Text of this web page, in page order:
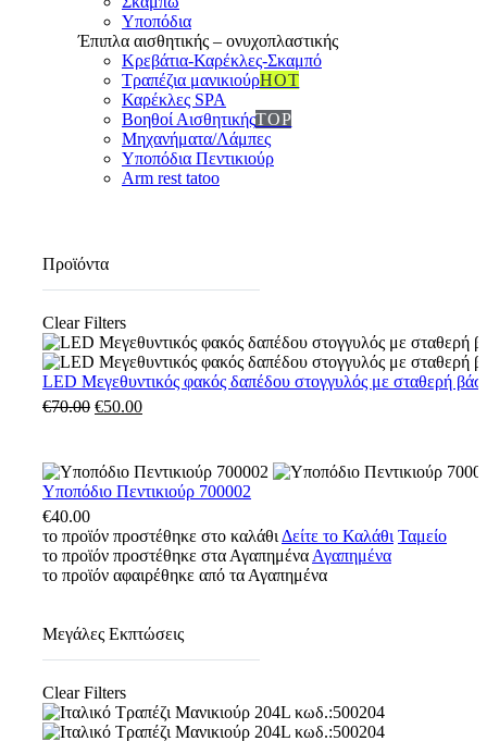
Υποπόδια
Έπιπλα αισθητικής – ονυχοπλαστικής
Κρεβάτια-Καρέκλες-Σκαμπό
Τραπέζια μανικιούρHOT
Καρέκλες SPA
Βοηθοί ΑισθητικήςTOP
Μηχανήματα/Λάμπες
Υποπόδια Πεντικιούρ
Arm rest tatoo
Προϊόντα
Clear Filters
LED
Μεγεθυντικός
στογγυλός
με
σταθερή
βάση
003161
LED Μεγεθυντικός φακός δαπέδου στογγυλός με σταθερή
€70.00 Original
€70.00.
€50.00
είναι:
€50.00.
Υποπόδιο
Πεντικιούρ
700002
Υποπόδιο Πεντικιούρ 700002
€40.00
το προϊόν προστέθηκε στο καλάθι Δείτε το Καλάθι Ταμείο
το προϊόν προστέθηκε στα Αγαπημένα Αγαπημένα
το προϊόν αφαιρέθηκε από τα Αγαπημένα
Μεγάλες Εκπτώσεις
Clear Filters